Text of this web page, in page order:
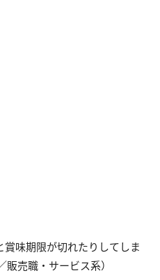
賞味期限が切れたりしてしま
売職・サービス系）